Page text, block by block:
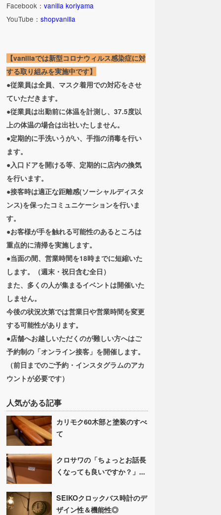
Facebook：vanilla koriyama
YouTube：shopvanilla
【vanillaでは新型コロナウィルス感染症に対
する取り組みを実施中です】
●従業員は全員、マスク着用での対応をさせ
ていただきます。
●従業員は出勤前に体温を計測し、37.5度以
上の体温の場合は出社いたしません。
●定期的に手洗いうがい、手指の消毒を行い
ます。
●入口ドアを開ける等、定期的に店内の換気
を行います。
●接客時は適正な距離感(ソーシャルディスタ
ンス)を保ったコミュニケーションを行いま
す。
●お客様が手を触れる可能性のあるところは
重点的に清掃を実施します。
●当面の間、営業時間を18時までに短縮いた
します。（週末・祝日含む全日）
また、多くの人が集まるイベントは開催いた
しません。
今後の状況次第では営業日や営業時間を変更
する可能性があります。
●店舗へお越しいただくのが難しい方へはご
予約制の「オンライン接客」を開催します。
（前日までのご予約・インスタグラムのアカ
ウントが必要です）
人気がある記事
カリモク60木部と塗装のすべ
て
クロサワの「ちょっとお話長
くなっても良いですか？」...
SEIKOクロックバス時計のデ
ザイン性＆機能性◎